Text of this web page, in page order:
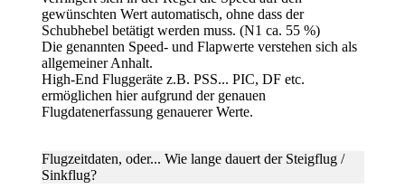
gewünschten Wert automatisch, ohne dass der
Schubhebel betätigt werden muss. (N1 ca. 55 %)
Die genannten Speed- und Flapwerte verstehen sich als
allgemeiner Anhalt.
High-End Fluggeräte z.B. PSS... PIC, DF etc.
ermöglichen hier aufgrund der genauen
Flugdatenerfassung genauerer Werte.
Flugzeitdaten, oder... Wie lange dauert der Steigflug /
Sinkflug?